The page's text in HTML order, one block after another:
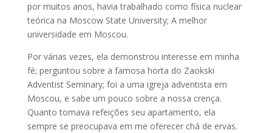
por muitos anos, havia trabalhado como física nuclear
teórica na Moscow State University; A melhor
universidade em Moscou.
Por várias vezes, ela demonstrou interesse em minha
fé; perguntou sobre a famosa horta do Zaokski
Adventist Seminary; foi a uma igreja adventista em
Moscou, e sabe um pouco sobre a nossa crença.
Quanto tomava refeições seu apartamento, ela
sempre se preocupava em me oferecer chá de ervas.